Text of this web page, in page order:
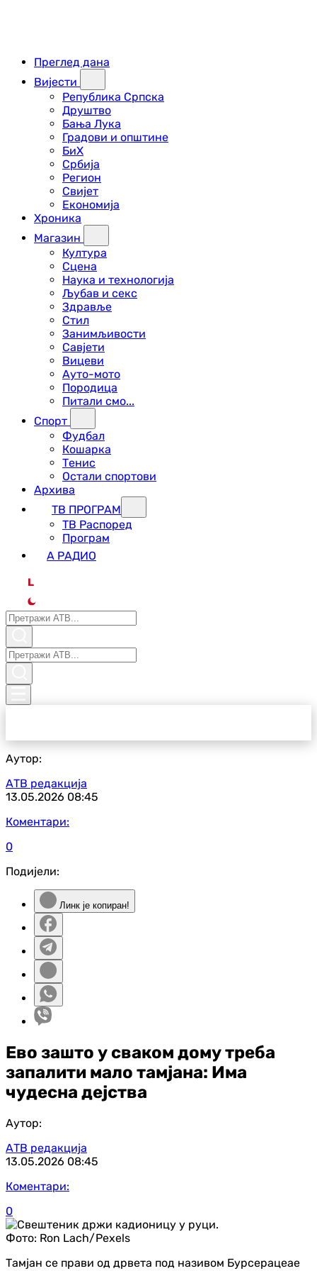
Преглед дана
Вијести
Република Српска
Друштво
Бања Лука
Градови и општине
БиХ
Србија
Регион
Свијет
Економија
Хроника
Магазин
Култура
Сцена
Наука и технологија
Љубав и секс
Здравље
Стил
Занимљивости
Савјети
Вицеви
Ауто-мото
Породица
Питали смо...
Спорт
Фудбал
Кошарка
Тенис
Остали спортови
Архива
ТВ ПРОГРАМ
ТВ Распоред
Програм
А РАДИО
L
Аутор:
АТВ редакција
13.05.2026 08:45
Коментари:
0
Подијели:
Линк је копиран!
Ево зашто у сваком дому треба
запалити мало тамјана: Има
чудесна дејства
Аутор:
АТВ редакција
13.05.2026 08:45
Коментари:
0
Фото: Ron Lach/Pexels
Тамјан се прави од дрвета под називом Бурсерацеае